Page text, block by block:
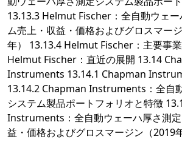
13.13.3 Helmut Fischer：全自動ウェ
ム売上・収益・価格およびグロスマー
年） 13.13.4 Helmut Fischer：主要事
Helmut Fischer：直近の展開 13.14
Instruments 13.14.1 Chapman
13.14.2 Chapman Instruments：全自
システム製品ポートフォリオと特徴
Instruments：全自動ウェーハ厚さ測
益・価格およびグロスマージン（2019